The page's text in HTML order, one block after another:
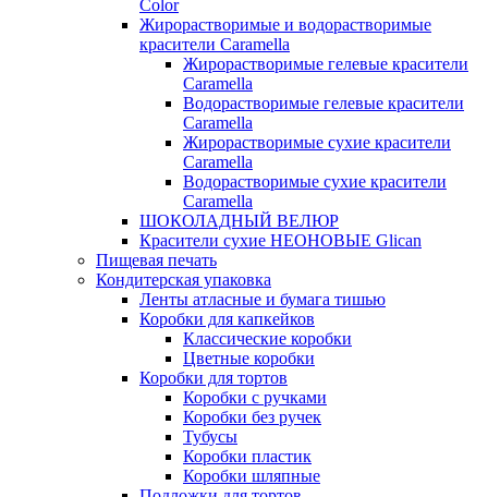
Color
Жирорастворимые и водорастворимые
красители Caramella
Жирорастворимые гелевые красители
Caramella
Водорастворимые гелевые красители
Caramella
Жирорастворимые сухие красители
Caramella
Водорастворимые сухие красители
Caramella
ШОКОЛАДНЫЙ ВЕЛЮР
Красители сухие НЕОНОВЫЕ Glican
Пищевая печать
Кондитерская упаковка
Ленты атласные и бумага тишью
Коробки для капкейков
Классические коробки
Цветные коробки
Коробки для тортов
Коробки с ручками
Коробки без ручек
Тубусы
Коробки пластик
Коробки шляпные